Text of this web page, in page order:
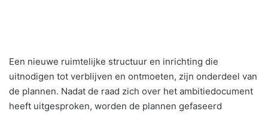
Een nieuwe ruimtelijke structuur en inrichting die
uitnodigen tot verblijven en ontmoeten, zijn onderdeel van
de plannen. Nadat de raad zich over het ambitiedocument
heeft uitgesproken, worden de plannen gefaseerd